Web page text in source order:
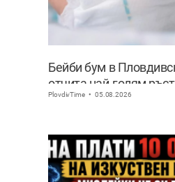
Бейби бум в
отчита най-голям
извън София
PlovdivTime 05.08.2026